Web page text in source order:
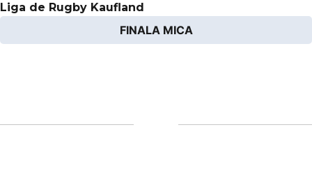
Liga de Rugby Kaufland
FINALA MICA